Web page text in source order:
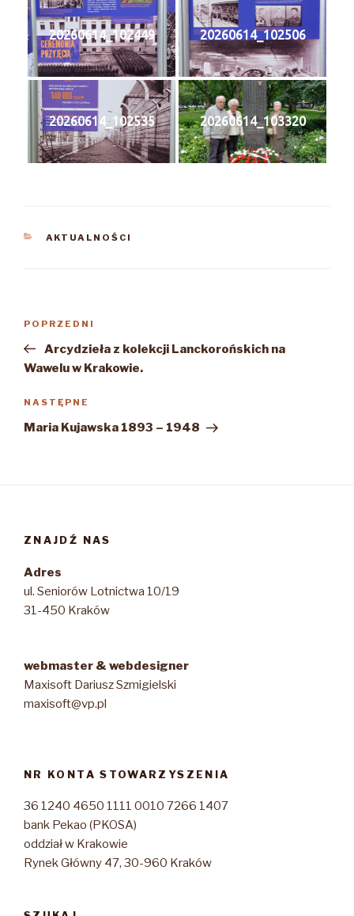
20260614_102449 20260614_102506
20260614_102535 20260614_103320
KATEGORIE
AKTUALNOŚCI
Poprzedni
wpis
POPRZEDNI
Arcydzieła z kolekcji Lanckorońskich na
Wawelu w Krakowie.
Następny
wpis
NASTĘPNE
Maria Kujawska 1893 – 1948
ZNAJDŹ NAS
Adres
ul. Seniorów Lotnictwa 10/19
31-450 Kraków
webmaster & webdesigner
Maxisoft Dariusz Szmigielski
maxisoft@vp.pl
NR KONTA STOWARZYSZENIA
36 1240 4650 1111 0010 7266 1407
bank Pekao (PKOSA)
oddział w Krakowie
Rynek Główny 47, 30-960 Kraków